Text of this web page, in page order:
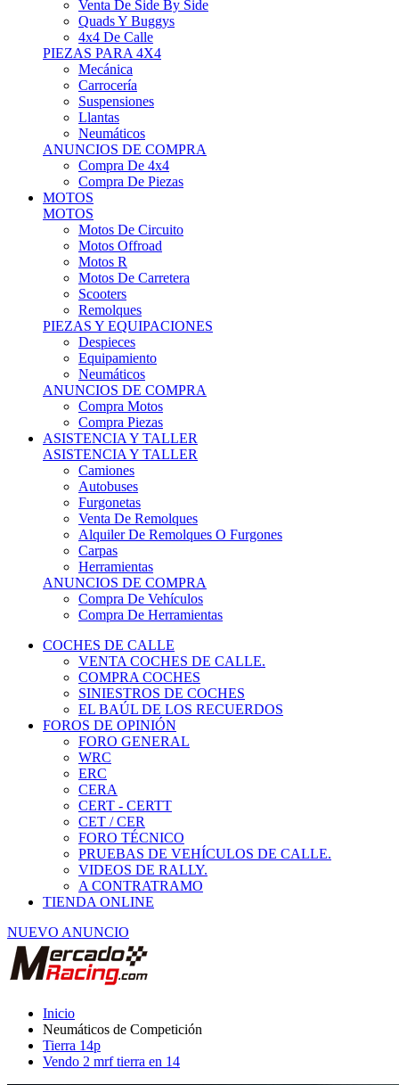
Motos R
Motos De Carretera
Scooters
Remolques
PIEZAS Y EQUIPACIONES
Despieces
Equipamiento
Neumáticos
ANUNCIOS DE COMPRA
Compra Motos
Compra Piezas
ASISTENCIA Y TALLER
ASISTENCIA Y TALLER
Camiones
Autobuses
Furgonetas
Venta De Remolques
Alquiler De Remolques O Furgones
Carpas
Herramientas
ANUNCIOS DE COMPRA
Compra De Vehículos
Compra De Herramientas
COCHES DE CALLE
VENTA COCHES DE CALLE.
COMPRA COCHES
SINIESTROS DE COCHES
EL BAÚL DE LOS RECUERDOS
FOROS DE OPINIÓN
FORO GENERAL
WRC
ERC
CERA
CERT - CERTT
CET / CER
FORO TÉCNICO
PRUEBAS DE VEHÍCULOS DE CALLE.
VIDEOS DE RALLY.
A CONTRATRAMO
TIENDA ONLINE
NUEVO ANUNCIO
Inicio
Neumáticos de Competición
Tierra 14p
Vendo 2 mrf tierra en 14